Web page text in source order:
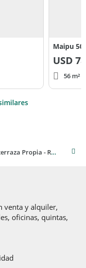
Maipu
USD
56 m²
Venta Departamento 3 amb c/ cochera y terraza Propia - Ramos Mejia
venta y alquiler,
oficinas, quintas,